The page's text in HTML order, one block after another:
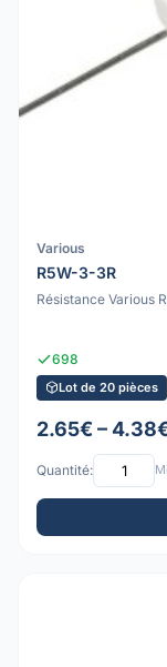
Various
R5W-3-3R
Résistance Various
698
Lot de 20 pièces
2.65€ –
Quantité: